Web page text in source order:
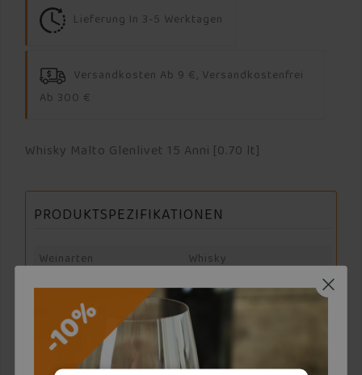
Lieferung In 3-5 Werktagen
Versandkosten Ab 9 €, Versandkostenfrei
Ab 300 €
Whisky Malto Glenlivet 15 Anni [0.70 lt]
PRODUKTSPEZIFIKATIONEN
Weinarten
Whisky
Nation
Scozia
Producer
The Glenlivet
Ausbau
Affinato 15 Anni In Botti
Di Rovere Francese Da